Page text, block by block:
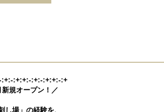
:+:+:-:+:-:+:+:-:+
規オープン！／
し場」の経験を、